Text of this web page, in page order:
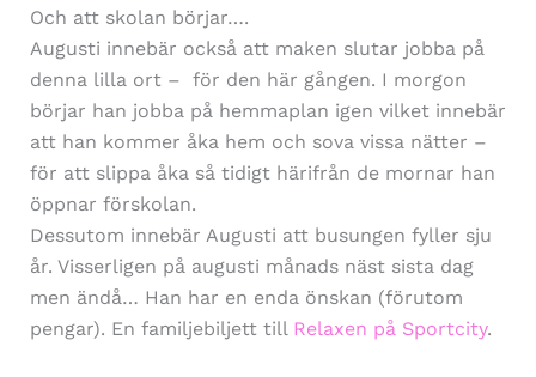
Och att skolan börjar….
Augusti innebär också att maken slutar jobba på
denna lilla ort – för den här gången. I morgon
börjar han jobba på hemmaplan igen vilket innebär
att han kommer åka hem och sova vissa nätter –
för att slippa åka så tidigt härifrån de mornar han
öppnar förskolan.
Dessutom innebär Augusti att busungen fyller sju
år. Visserligen på augusti månads näst sista dag
men ändå… Han har en enda önskan (förutom
pengar). En familjebiljett tillRelaxen på Sportcity.